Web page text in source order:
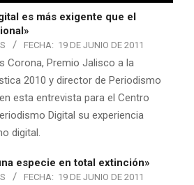
es más exigente que el
FECHA: 19 DE JUNIO DE 2011
Corona, Premio Jalisco a la
2010 y director de Periodismo
esta entrevista para el Centro
Digital su experiencia
digital.
especie en total extinción»
FECHA: 19 DE JUNIO DE 2011